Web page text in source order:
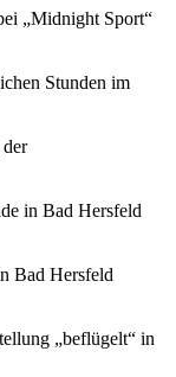
„Midnight Sport“
Stunden im
in Bad Hersfeld
Bad Hersfeld
„beflügelt“ in